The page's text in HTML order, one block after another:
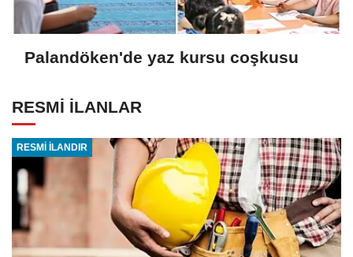
Palandöken'de yaz kursu coşkusu
RESMİ İLANLAR
RESMİ İLANDIR